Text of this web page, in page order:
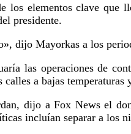
los elementos clave que
presidente.
dijo Mayorkas a los
las operaciones de
a bajas
dijo a Fox News el
incluían separar a los